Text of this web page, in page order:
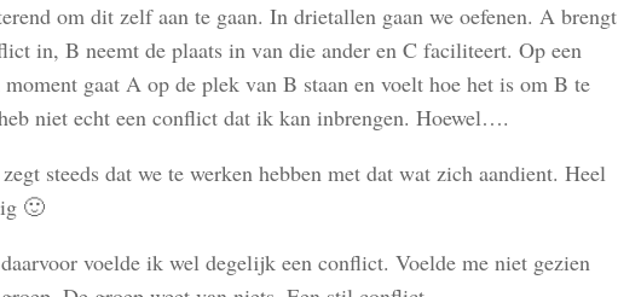
om dit zelf aan te gaan. In drietallen gaan we oefenen. A brengt
in, B neemt de plaats in van die ander en C faciliteert. Op een
moment gaat A op de plek van B staan en voelt hoe het is om B te
niet echt een conflict dat ik kan inbrengen. Hoewel….
steeds dat we te werken hebben met dat wat zich aandient. Heel
🙂
voelde ik wel degelijk een conflict. Voelde me niet gezien